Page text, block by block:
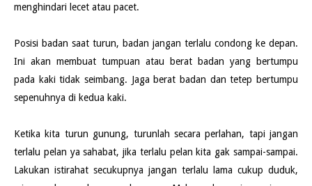
menghindari lecet atau pacet.
Posisi badan saat turun, badan jangan terlalu condong ke depan.
Ini akan membuat tumpuan atau berat badan yang bertumpu
pada kaki tidak seimbang. Jaga berat badan dan tetep bertumpu
sepenuhnya di kedua kaki.
Ketika kita turun gunung, turunlah secara perlahan, tapi jangan
terlalu pelan ya sahabat, jika terlalu pelan kita gak sampai-sampai.
Lakukan istirahat secukupnya jangan terlalu lama cukup duduk,